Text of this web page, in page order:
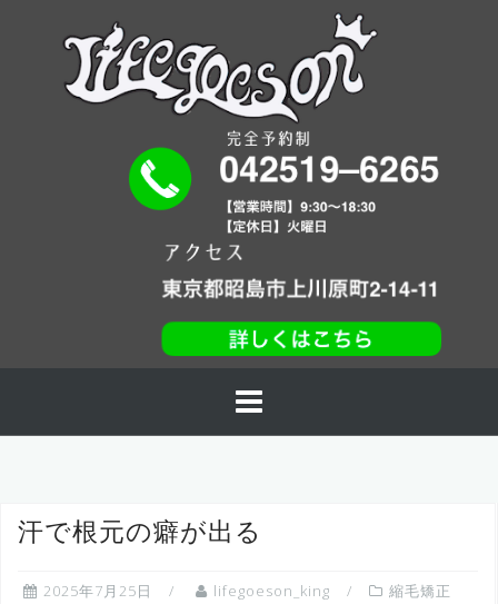
テ
汗で根元の癖が出る
2025年7月25日 lifegoeson_king 縮毛矯正